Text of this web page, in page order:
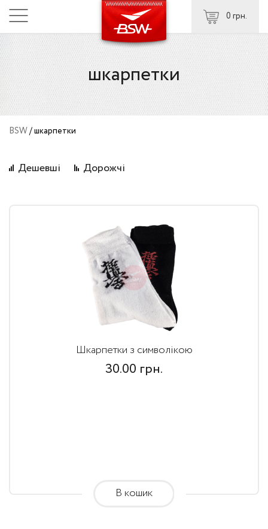
0 грн.
шкарпетки
BSW/шкарпетки
Дешевші Дорожчі
Шкарпетки з символікою
30.00 грн.
В кошик